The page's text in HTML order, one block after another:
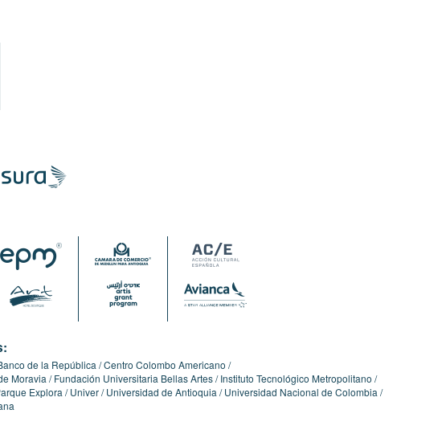
de la República Centro Colombo Americano
Moravia
Fundación Universitaria Bellas Artes Instituto Tecnológico Metropolitano
Explora Univer Universidad de Antioquia
Universidad Nacional de Colombia